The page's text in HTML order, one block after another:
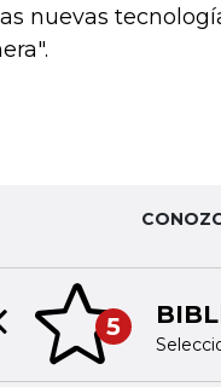
nuevas
5
slide